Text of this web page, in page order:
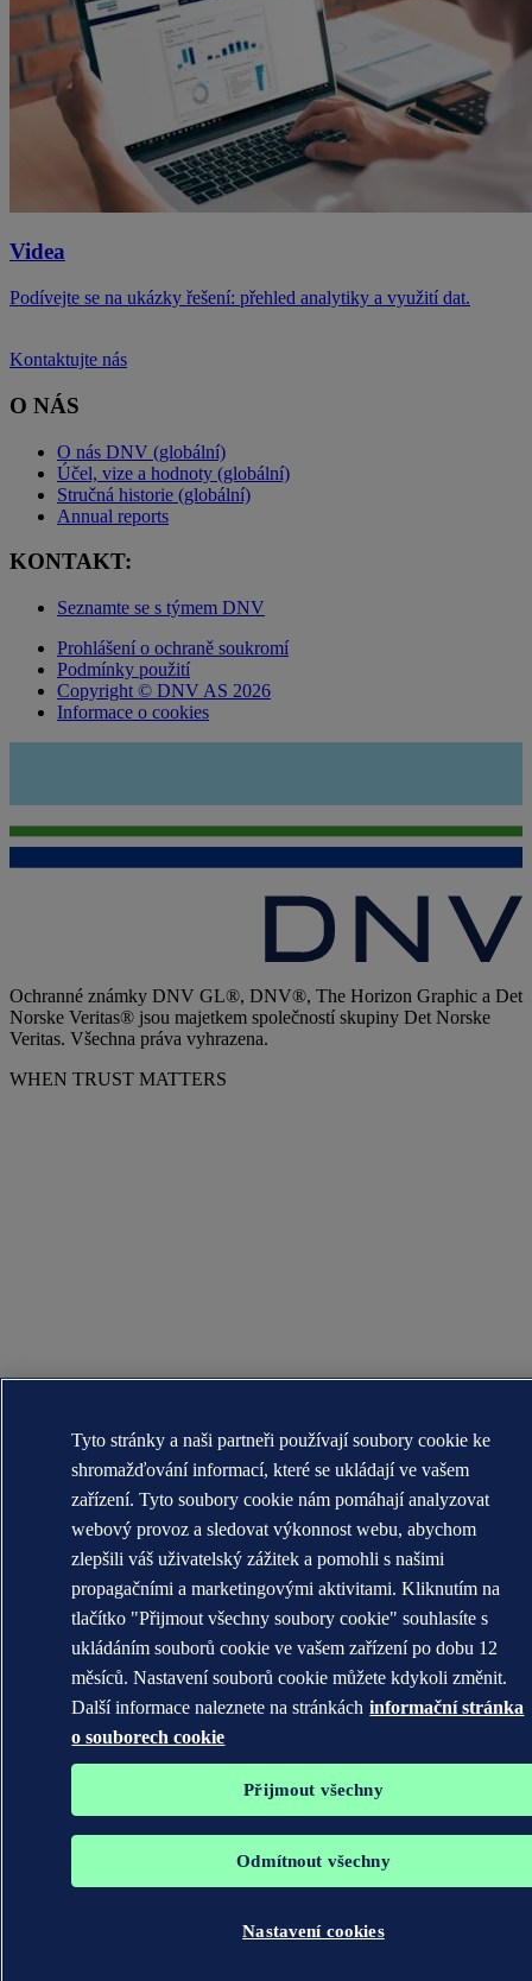
Videa
Podívejte se na ukázky řešení: přehled analytiky a využití dat.
Kontaktujte nás
O NÁS
O nás DNV (globální)
Účel, vize a hodnoty (globální)
Stručná historie (globální)
Annual reports
KONTAKT:
Seznamte se s týmem DNV
Prohlášení o ochraně soukromí
Podmínky použití
Copyright © DNV AS 2026
Informace o cookies
Ochranné známky DNV GL®, DNV®, The Horizon Graphic a Det
Norske Veritas® jsou majetkem společností skupiny Det Norske
Veritas. Všechna práva vyhrazena.
WHEN TRUST MATTERS
Tyto stránky a naši partneři používají soubory cookie ke
shromažďování informací, které se ukládají ve vašem
zařízení. Tyto soubory cookie nám pomáhají analyzovat
webový provoz a sledovat výkonnost webu, abychom
zlepšili váš uživatelský zážitek a pomohli s našimi
propagačními a marketingovými aktivitami. Kliknutím na
tlačítko "Přijmout všechny soubory cookie" souhlasíte s
ukládáním souborů cookie ve vašem zařízení po dobu 12
měsíců. Nastavení souborů cookie můžete kdykoli změnit.
Další informace naleznete na stránkách informační stránka
o souborech cookie
Přijmout všechny
Odmítnout všechny
Nastavení cookies